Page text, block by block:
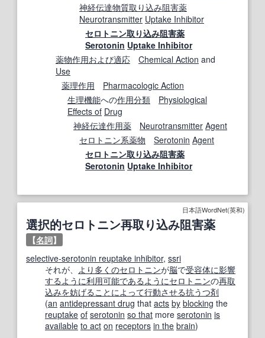
神経伝達物質取り込み阻害薬
Neurotransmitter Uptake Inhibitor
セロトニン取り込み阻害薬
Serotonin Uptake Inhibitor
薬物作用および適応 Chemical Action and
Use
薬理作用
Pharmacologic Action
生理機能への作用分類
Physiological
Effects of Drug
神経伝達作用薬 Neurotransmitter Agent
セロトニン系薬物 Serotonin Agent
セロトニン取り込み阻害薬
Serotonin Uptake Inhibitor
日本語WordNet(英和)
選択的セロトニン再取り込み阻害薬
【名詞】
selective-serotonin reuptake inhibitor, ssri
それが、 より多くのセロトニンが脳で受容体に影響
する ように利用可能であるようにセロトニンの再取
込みを妨げる ことに よって行動させる抗うつ剤
(an antidepressant drug that acts by blocking the
reuptake of serotonin so that more serotonin is
available to act on receptors in the brain)